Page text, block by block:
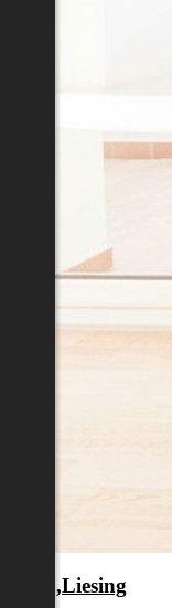
23.,Liesing